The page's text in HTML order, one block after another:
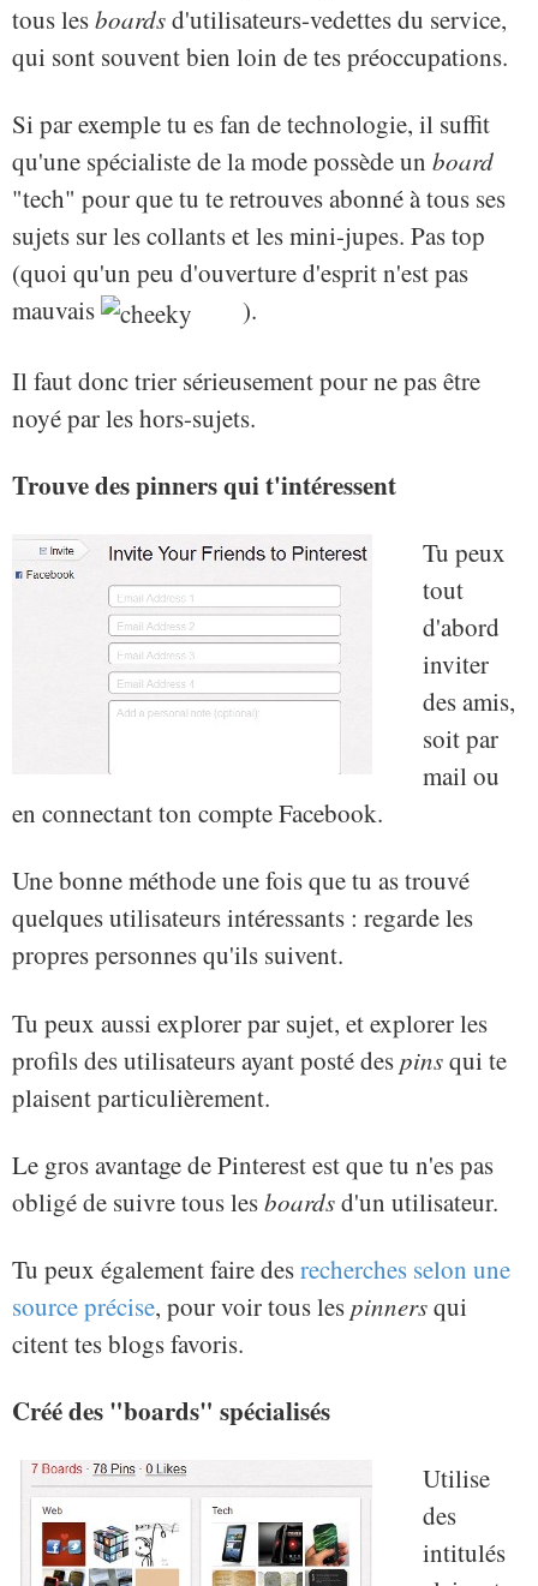
tous lesboardsd'utilisateurs-vedettes du service,
qui sont souvent bien loin de tes préoccupations.
Si par exemple tu es fan de technologie, il suffit
qu'une spécialiste de la mode possède un board
"tech" pour que tu te retrouves abonné à tous ses
sujets sur les collants et les mini-jupes. Pas top
(quoi qu'un peu d'ouverture d'esprit n'est pas
mauvais
).
Il faut donc trier sérieusement pour ne pas être
noyé par les hors-sujets.
Trouve des pinners qui t'intéressent
Tu peux
tout
d'abord
inviter
des amis,
soit par
mail ou
en connectant ton compte Facebook.
Une bonne méthode une fois que tu as trouvé
quelques utilisateurs intéressants : regarde les
propres personnes qu'ils suivent.
Tu peux aussi explorer par sujet, et explorer les
profils des utilisateurs ayant posté des pinsqui te
plaisent particulièrement.
Le gros avantage de Pinterest est que tu n'es pas
obligé de suivre tous lesboardsd'un utilisateur.
Tu peux également faire desrecherches selon une
source précise, pour voir tous lespinnersqui
citent tes blogs favoris.
Créé des "boards" spécialisés
Utilise
des
intitulés